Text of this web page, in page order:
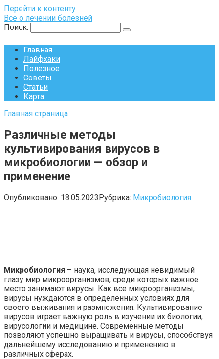
Перейти к контенту
Всё о лечении болезней
Поиск:
Главная
Лайфхаки
Полезное
Советы
Статьи
Карта
Главная страница
Различные методы
культивирования вирусов в
микробиологии — обзор и
применение
Опубликовано: 18.05.2023Рубрика: Микробиология
Микробиология – наука, исследующая невидимый
глазу мир микроорганизмов, среди которых важное
место занимают вирусы. Как все микроорганизмы,
вирусы нуждаются в определенных условиях для
своего выживания и размножения. Культивирование
вирусов играет важную роль в изучении их биологии,
вирусологии и медицине. Современные методы
позволяют успешно выращивать и вирусы, способствуя
дальнейшему исследованию и применению в
различных сферах.